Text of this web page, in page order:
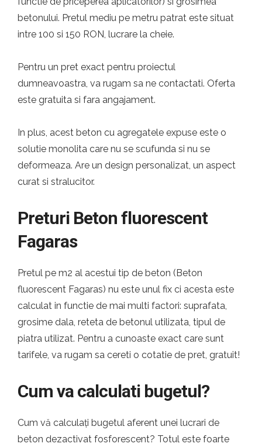
betonului. Pretul mediu pe metru patrat este situat
intre 100 si 150 RON, lucrare la cheie.
Pentru un pret exact pentru proiectul
dumneavoastra, va rugam sa ne contactati. Oferta
este gratuita si fara angajament.
In plus, acest beton cu agregatele expuse este o
solutie monolita care nu se scufunda si nu se
deformeaza. Are un design personalizat, un aspect
curat si stralucitor.
Preturi Beton fluorescent
Fagaras
Pretul pe m2 al acestui tip de beton (Beton
fluorescent Fagaras) nu este unul fix ci acesta este
calculat in functie de mai multi factori: suprafata,
grosime dala, reteta de betonul utilizata, tipul de
piatra utilizat. Pentru a cunoaste exact care sunt
tarifele, va rugam sa cereti o cotatie de pret, gratuit!
Cum va calculati bugetul?
Cum vă calculați bugetul aferent unei lucrari de
beton dezactivat fosforescent? Totul este foarte